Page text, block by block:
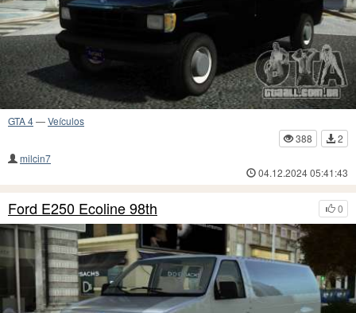
GTA 4—Veículos
388
2
milcin7
04.12.2024 05:41:43
0
Ford E250 Ecoline 98th